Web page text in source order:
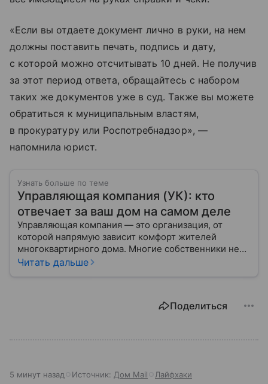
«Если вы отдаете документ лично в руки, на нем
должны поставить печать, подпись и дату,
с которой можно отсчитывать 10 дней. Не получив
за этот период ответа, обращайтесь с набором
таких же документов уже в суд. Также вы можете
обратиться к муниципальным властям,
в прокуратуру или Роспотребнадзор», —
напомнила юрист.
Узнать больше по теме
Управляющая компания (УК): кто
отвечает за ваш дом на самом деле
Управляющая компания — это организация, от
которой напрямую зависит комфорт жителей
многоквартирного дома. Многие собственники не
до конца понимают, какие именно услуги УК
Читать дальше
Поделиться
5 минут назад Источник: Дом Mail Лайфхаки